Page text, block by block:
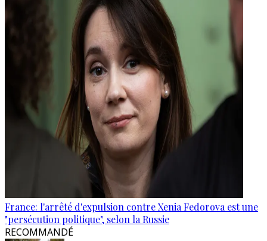
France: l'arrêté d'expulsion contre Xenia Fedorova est une
"persécution politique", selon la Russie
RECOMMANDÉ